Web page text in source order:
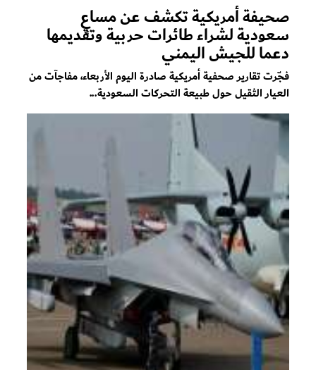
صحيفة أمريكية تكشف عن مساعٍ
سعودية لشراء طائرات حربية وتقديمها
دعما للجيش اليمني
فجّرت تقارير صحفية أمريكية صادرة اليوم الأربعاء، مفاجآت من
العيار الثقيل حول طبيعة التحركات السعودية...